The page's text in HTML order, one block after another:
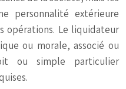
personnalité extérieure
opérations. Le liquidateur
ou morale, associé ou
ou simple particulier